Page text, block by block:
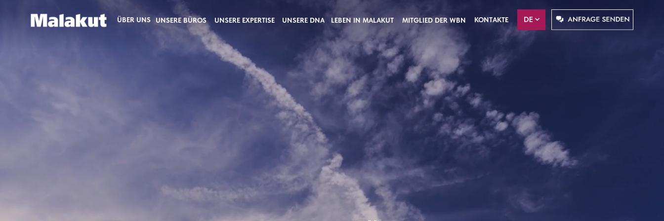
ÜBER UNS UNSERE BÜROS UNSERE DNA
UNSERE EXPERTISE LEBEN IN MALAKUT MITGLIED DER WBN KONTAKTE